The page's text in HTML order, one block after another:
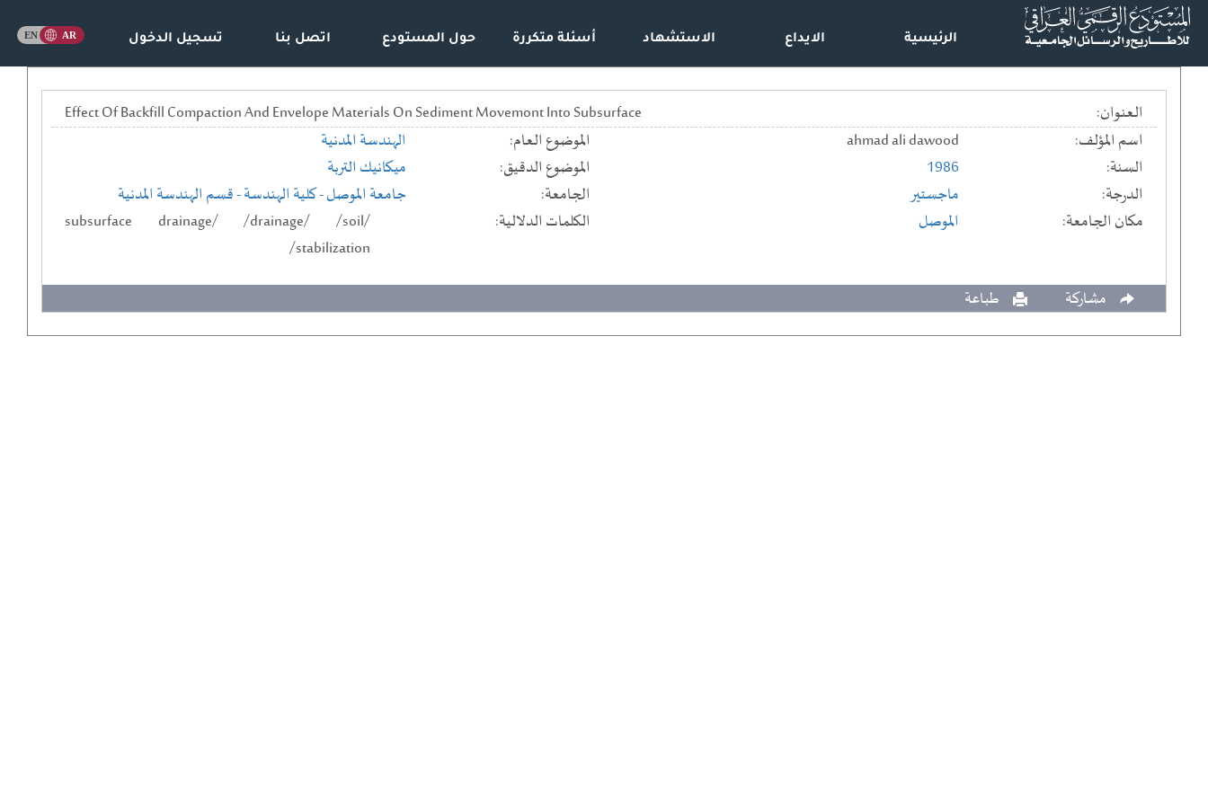
الرئيسية الايداع الاستشهاد أسئلة متكررة حول المستودع اتصل بنا تسجيل الدخول
العنوان:
Effect Of Backfill Compaction And Envelope Materials On Sediment Movemont Into Subsurface
اسم المؤلف:
ahmad ali dawood الموضوع العام:
الهندسة المدنية
السنة:
1986 الموضوع الدقيق:
ميكانيك التربة
الدرجة:
ماجستير الجامعة: جامعة الموصل- كلية الهندسة- قسم الهندسة المدنية
مكان الجامعة:
الموصل الكلمات الدلالية:
/subsurface drainage/ /drainage/ /soil
stabilization/
مشاركة
طباعة